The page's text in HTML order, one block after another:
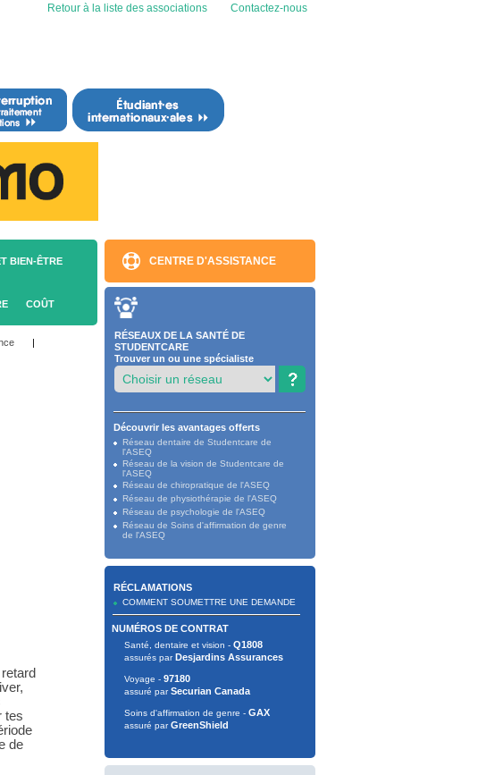
Retour à la liste des associations Contactez-nous
BIEN-ÊTRE
COÛT
|
tes
de
CENTRE D'ASSISTANCE
RÉSEAUX DE LA SANTÉ DE
STUDENTCARE
Trouver un ou une spécialiste
Découvrir les avantages offerts
Réseau dentaire de Studentcare de
l'ASEQ
Réseau de la vision de Studentcare de
l'ASEQ
Réseau de chiropratique de l'ASEQ
Réseau de physiothérapie de l'ASEQ
Réseau de psychologie de l'ASEQ
Réseau de Soins d'affirmation de genre
de l'ASEQ
RÉCLAMATIONS
COMMENT SOUMETTRE UNE DEMANDE
NUMÉROS DE CONTRAT
Santé, dentaire et vision - Q1808
assurés parDesjardins Assurances
Voyage - 97180
assuré parSecurian Canada
Soins d'affirmation de genre - GAX
assuré parGreenShield